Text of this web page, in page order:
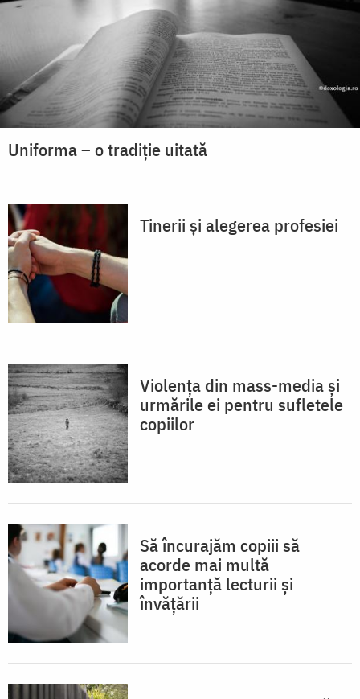
Uniforma – o tradiție uitată
Tinerii și alegerea profesiei
Violența din mass-media și
urmările ei pentru sufletele
copiilor
Să încurajăm copiii să
acorde mai multă
importanță lecturii și
învățării